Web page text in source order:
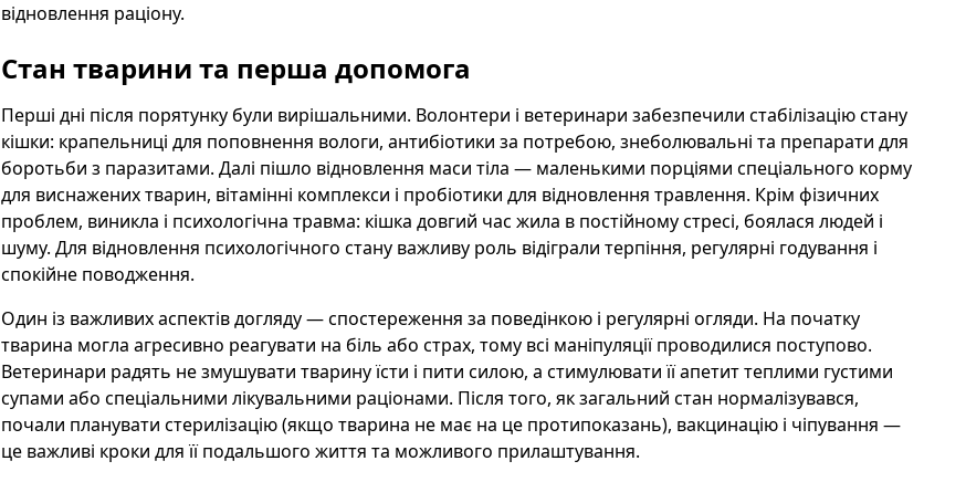
відновлення раціону.
Стан тварини та перша допомога
Перші дні після порятунку були вирішальними. Волонтери і ветеринари забезпечили стабілізацію стану
кішки: крапельниці для поповнення вологи, антибіотики за потребою, знеболювальні та препарати для
боротьби з паразитами. Далі пішло відновлення маси тіла — маленькими порціями спеціального корму
для виснажених тварин, вітамінні комплекси і пробіотики для відновлення травлення. Крім фізичних
проблем, виникла і психологічна травма: кішка довгий час жила в постійному стресі, боялася людей і
шуму. Для відновлення психологічного стану важливу роль відіграли терпіння, регулярні годування і
спокійне поводження.
Один із важливих аспектів догляду — спостереження за поведінкою і регулярні огляди. На початку
тварина могла агресивно реагувати на біль або страх, тому всі маніпуляції проводилися поступово.
Ветеринари радять не змушувати тварину їсти і пити силою, а стимулювати її апетит теплими густими
супами або спеціальними лікувальними раціонами. Після того, як загальний стан нормалізувався,
почали планувати стерилізацію (якщо тварина не має на це протипоказань), вакцинацію і чіпування —
це важливі кроки для її подальшого життя та можливого прилаштування.